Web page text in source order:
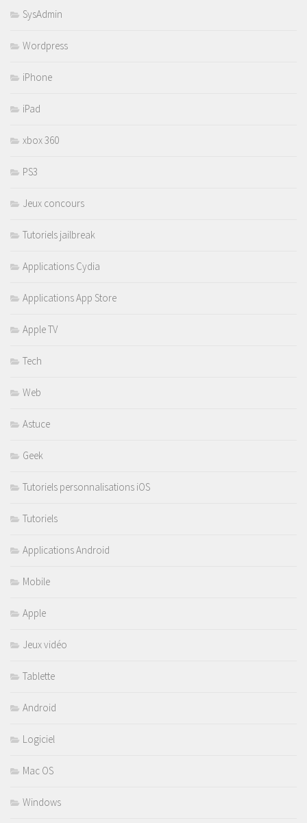
SysAdmin
Wordpress
iPhone
iPad
xbox 360
PS3
Jeux concours
Tutoriels jailbreak
Applications Cydia
Applications App Store
Apple TV
Tech
Web
Astuce
Geek
Tutoriels personnalisations iOS
Tutoriels
Applications Android
Mobile
Apple
Jeux vidéo
Tablette
Android
Logiciel
Mac OS
Windows